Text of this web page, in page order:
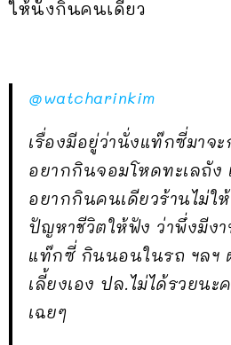
ให้นั่งกินคนเดียว
@watcharinkim
เรื่องมีอยู่ว่านั่งแท๊กซี่มาจ
อยากกินจอมโหดทะเลถัง
อยากกินคนเดียวร้านไม่ใ
ปัญหาชีวิตให้ฟัง ว่าพึ่งมีง
แท๊กซี่ กินนอนในรถ ฯลฯ
เลี้ยงเอง ปล.ไม่ได้รวยนะ
เฉยๆ